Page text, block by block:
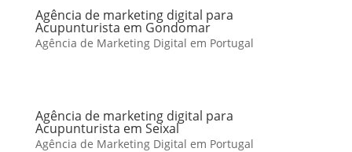
Agência de marketing digital para
Acupunturista em Gondomar
Agência de Marketing Digital em Portugal
Agência de marketing digital para
Acupunturista em Seixal
Agência de Marketing Digital em Portugal